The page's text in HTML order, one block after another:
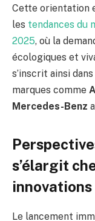
Cette orientation
les tendances du
2025, où la
écologiques et
s’inscrit ainsi
marques comme
Mercedes-Benz
s’élargit
Le lancement